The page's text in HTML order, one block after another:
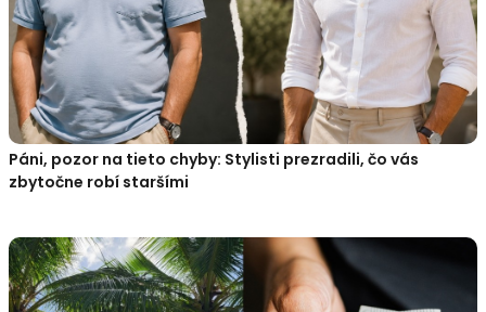
Páni, pozor na tieto chyby: Stylisti prezradili, čo vás
zbytočne robí staršími